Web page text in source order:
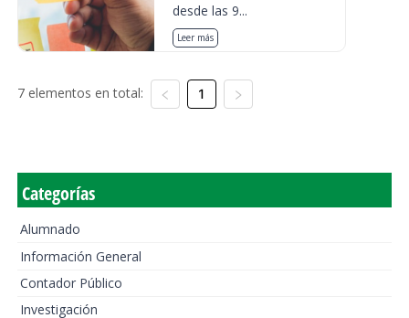
desde las 9...
Leer más
7 elementos en total: 1
Categorías
Alumnado
Información General
Contador Público
Investigación